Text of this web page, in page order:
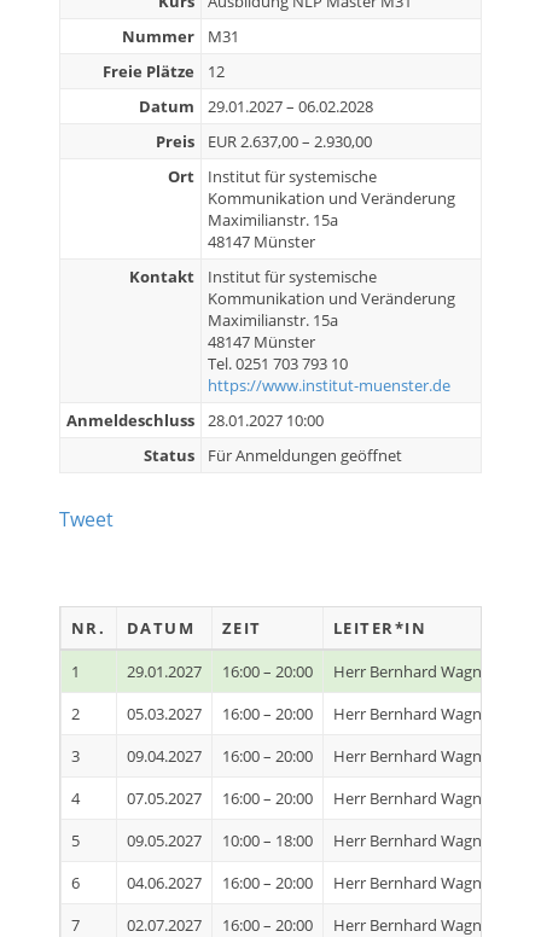
Nummer
M31
Freie Plätze
12
Datum
29.01.2027 – 06.02.2028
Preis
EUR 2.637,00 – 2.930,00
Ort
Institut für systemische
Kommunikation und Veränderung
Maximilianstr. 15a
48147 Münster
Kontakt
Institut für systemische
Kommunikation und Veränderung
Maximilianstr. 15a
48147 Münster
Tel. 0251 703 793 10
https://www.institut-muenster.de
Anmeldeschluss
28.01.2027 10:00
Status
Für Anmeldungen geöffnet
Tweet
NR. DATUM ZEIT LEITER*IN
1
29.01.2027 16:00 – 20:00 Herr Bernhard Wagner
2
05.03.2027 16:00 – 20:00 Herr Bernhard Wagner
3
09.04.2027 16:00 – 20:00 Herr Bernhard Wagner
4
07.05.2027 16:00 – 20:00 Herr Bernhard Wagner
5
09.05.2027 10:00 – 18:00 Herr Bernhard Wagner
6
04.06.2027 16:00 – 20:00 Herr Bernhard Wagner
7
02.07.2027 16:00 – 20:00 Herr Bernhard Wagner